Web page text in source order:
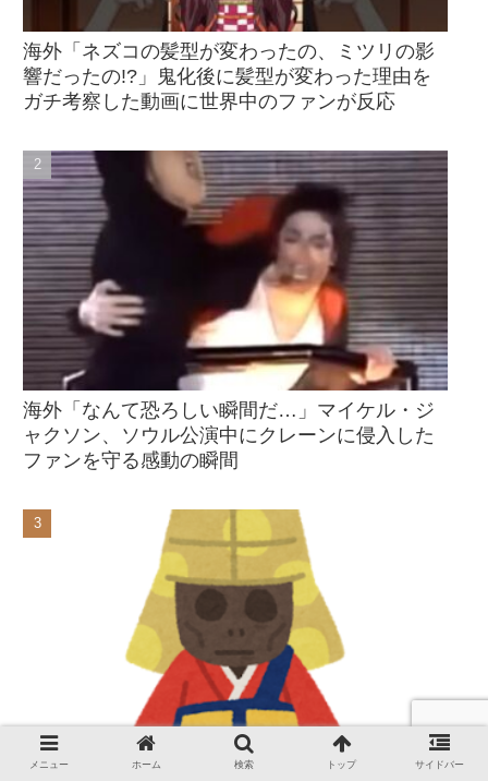
海外「ネズコの髪型が変わったの、ミツリの影
響だったの!?」鬼化後に髪型が変わった理由を
ガチ考察した動画に世界中のファンが反応
海外「なんて恐ろしい瞬間だ…」マイケル・ジ
ャクソン、ソウル公演中にクレーンに侵入した
ファンを守る感動の瞬間
海外「神様は別にそんなこと頼んでない」イン
メニュー ホーム 検索 トップ サイドバー